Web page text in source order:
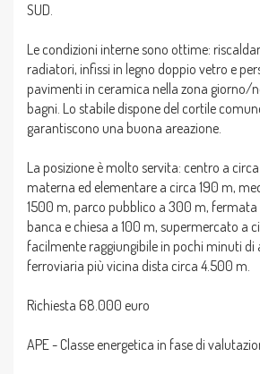
SUD.
Le condizioni interne sono ottime:
radiatori, infissi in legno doppio vetro e
pavimenti in ceramica nella zona giorno/
bagni. Lo stabile dispone del cortile
garantiscono una buona areazione.
La posizione è molto servita: centro a
materna ed elementare a circa 190 m,
1500 m, parco pubblico a 300 m,
banca e chiesa a 100 m, supermercato a
facilmente raggiungibile in pochi minuti di
ferroviaria più vicina dista circa 4.500 m.
Richiesta 68.000 euro
APE - Classe energetica in fase di